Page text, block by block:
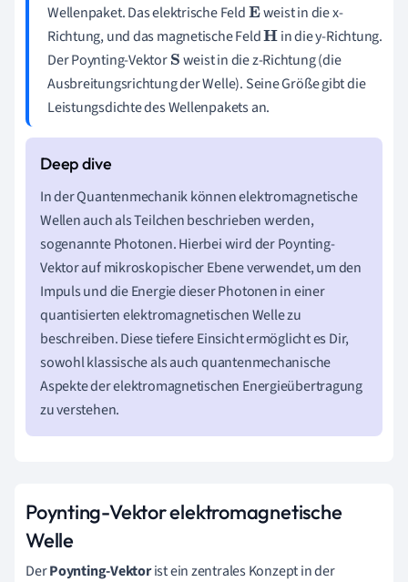
Wellenpaket. Das elektrische FeldE weist in die x-
Richtung, und das magnetische FeldH in die y-Richtung.
Der Poynting-VektorS weist in die z-Richtung (die
Ausbreitungsrichtung der Welle). Seine Größe gibt die
Leistungsdichte des Wellenpakets an.
In der Quantenmechanik können elektromagnetische
Wellen auch als Teilchen beschrieben werden,
sogenannte Photonen. Hierbei wird der Poynting-
Vektor auf mikroskopischer Ebene verwendet, um den
Impuls und die Energie dieser Photonen in einer
quantisierten elektromagnetischen Welle zu
beschreiben. Diese tiefere Einsicht ermöglicht es Dir,
sowohl klassische als auch quantenmechanische
Aspekte der elektromagnetischen Energieübertragung
zu verstehen.
Poynting-Vektor elektromagnetische
Welle
DerPoynting-Vektorist ein zentrales Konzept in der